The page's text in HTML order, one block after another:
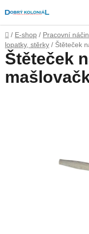
na
obsah
Domů
/ E-shop / Pracovní
lopatky, stěrky / Štěteček
Štěteček